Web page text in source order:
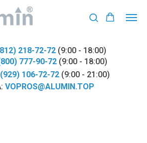
218-72-72 (9:00 - 18:00)
777-90-72 (9:00 - 18:00)
106-72-72 (9:00 - 21:00)
VOPROS@ALUMIN.TOP